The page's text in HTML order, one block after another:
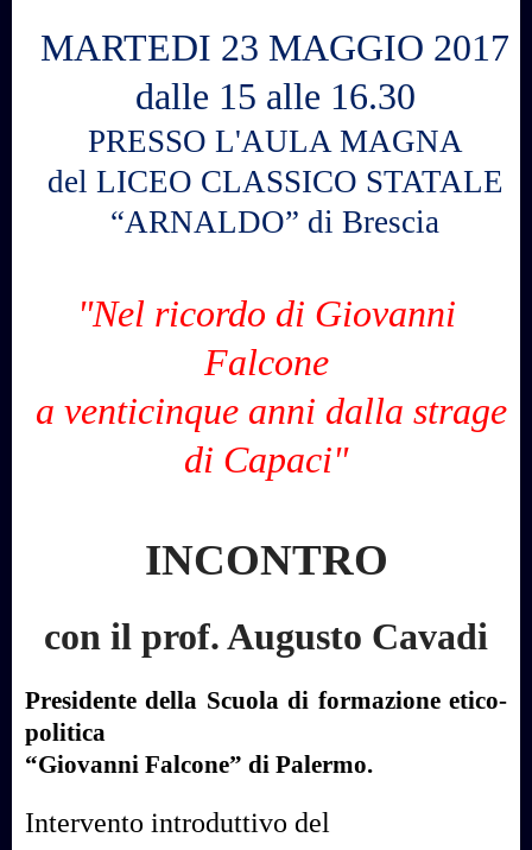
MARTEDI 23 MAGGIO 2017
dalle 15 alle 16.30
PRESSO L'AULA MAGNA
del LICEO CLASSICO STATALE
“ARNALDO” di Brescia
"Nel ricordo di Giovanni
Falcone
a venticinque anni dalla strage
di Capaci"
INCONTRO
con il prof. Augusto Cavadi
Presidente della Scuola di formazione etico-
politica
“Giovanni Falcone” di Palermo.
Intervento introduttivo del